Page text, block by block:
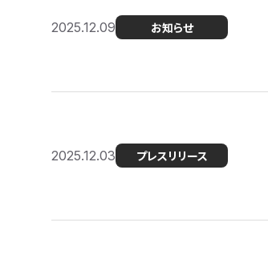
2025.12.09 お知らせ
2025.12.03 プレスリリース